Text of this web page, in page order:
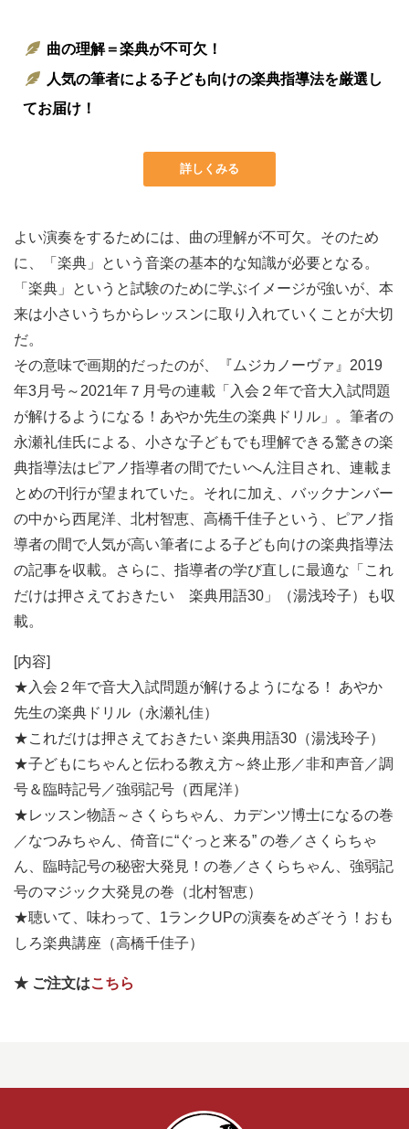
曲の理解＝楽典が不可欠！
人気の筆者による子ども向けの楽典指導法を厳選し
てお届け！
詳しくみる
よい演奏をするためには、曲の理解が不可欠。そのため
に、「楽典」という音楽の基本的な知識が必要となる。
「楽典」というと試験のために学ぶイメージが強いが、本
来は小さいうちからレッスンに取り入れていくことが大切
だ。
その意味で画期的だったのが、『ムジカノーヴァ』2019
年3月号～2021年７月号の連載「入会２年で音大入試問題
が解けるようになる！あやか先生の楽典ドリル」。筆者の
永瀬礼佳氏による、小さな子どもでも理解できる驚きの楽
典指導法はピアノ指導者の間でたいへん注目され、連載ま
とめの刊行が望まれていた。それに加え、バックナンバー
の中から西尾洋、北村智恵、高橋千佳子という、ピアノ指
導者の間で人気が高い筆者による子ども向けの楽典指導法
の記事を収載。さらに、指導者の学び直しに最適な「これ
だけは押さえておきたい 楽典用語30」（湯浅玲子）も収
載。
[内容]
★入会２年で音大入試問題が解けるようになる！ あやか
先生の楽典ドリル（永瀬礼佳）
★これだけは押さえておきたい 楽典用語30（湯浅玲子）
★子どもにちゃんと伝わる教え方～終止形／非和声音／調
号＆臨時記号／強弱記号（西尾洋）
★レッスン物語～さくらちゃん、カデンツ博士になるの巻
／なつみちゃん、倚音に“ぐっと来る” の巻／さくらちゃ
ん、臨時記号の秘密大発見！の巻／さくらちゃん、強弱記
号のマジック大発見の巻（北村智恵）
★聴いて、味わって、1ランクUPの演奏をめざそう！おも
しろ楽典講座（高橋千佳子）
★ ご注文はこちら